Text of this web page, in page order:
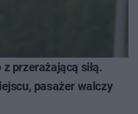
przerażającą siłą.
pasażer walczy